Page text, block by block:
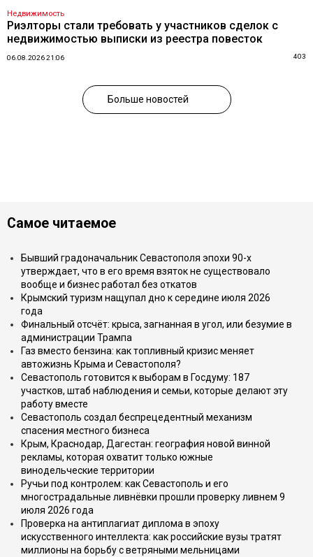
Недвижимость
Риэлторы стали требовать у участников сделок с
недвижимостью выписки из реестра повесток
06.08.2026 21:06 403
Больше новостей
Самое читаемое
Бывший градоначальник Севастополя эпохи 90-х
утверждает, что в его время взяток не существовало
вообще и бизнес работал без откатов
Крымский туризм нащупал дно к середине июля 2026
года
Финальный отсчёт: крыса, загнанная в угол, или безумие в
администрации Трампа
Газ вместо бензина: как топливный кризис меняет
автожизнь Крыма и Севастополя?
Севастополь готовится к выборам в Госдуму: 187
участков, штаб наблюдения и семьи, которые делают эту
работу вместе
Севастополь создал беспрецедентный механизм
спасения местного бизнеса
Крым, Краснодар, Дагестан: география новой винной
рекламы, которая охватит только южные
винодельческие территории
Ручьи под контролем: как Севастополь и его
многострадальные ливнёвки прошли проверку ливнем 9
июля 2026 года
Проверка на антиплагиат диплома в эпоху
искусственного интеллекта: как российские вузы тратят
миллионы на борьбу с ветряными мельницами